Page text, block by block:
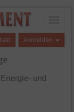
Anmelden
und